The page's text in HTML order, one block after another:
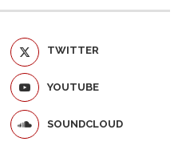
TWITTER
YOUTUBE
SOUNDCLOUD